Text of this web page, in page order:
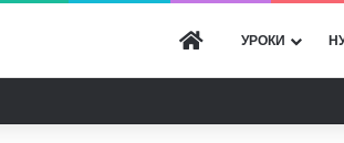
ГОЛОВНА
УРОКИ